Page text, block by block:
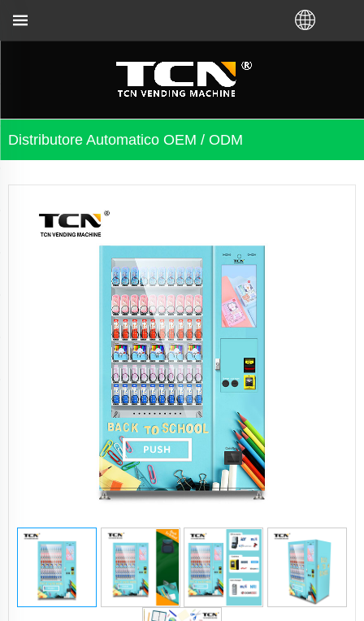
Distributore Automatico OEM / ODM
i prublemi, ùn importa micca chì avete